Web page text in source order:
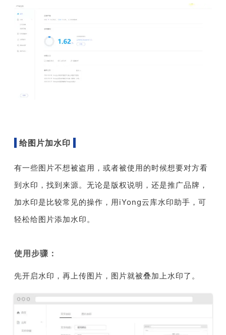
给图片加水印
有一些图片不想被盗用，或者被使用的时候想要对方看
到水印，找到来源。无论是版权说明，还是推广品牌，
加水印是比较常见的操作，用iYong云库水印助手，可
轻松给图片添加水印。
使用步骤：
先开启水印，再上传图片，图片就被叠加上水印了。